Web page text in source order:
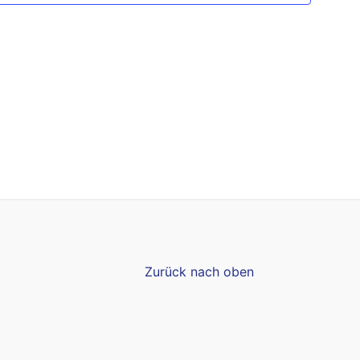
Zurück nach oben